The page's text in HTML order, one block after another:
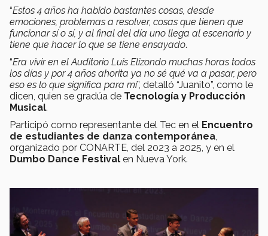
“Estos 4 años ha habido bastantes cosas, desde
emociones, problemas a resolver, cosas que tienen que
funcionar sí o sí, y al final del día uno llega al escenario y
tiene que hacer lo que se tiene ensayado.
“Era vivir en el Auditorio Luis Elizondo muchas horas todos
los días y por 4 años ahorita ya no sé qué va a pasar, pero
eso es lo que significa para mí”, detalló “Juanito”, como le
dicen, quien se gradúa de Tecnología y Producción
Musical.
Participó como representante del Tec en el Encuentro
de estudiantes de danza contemporánea,
organizado por CONARTE, del 2023 a 2025, y en el
Dumbo Dance Festival en Nueva York.